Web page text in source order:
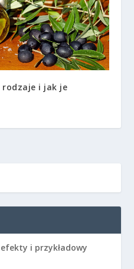
i jak je
i przykładowy